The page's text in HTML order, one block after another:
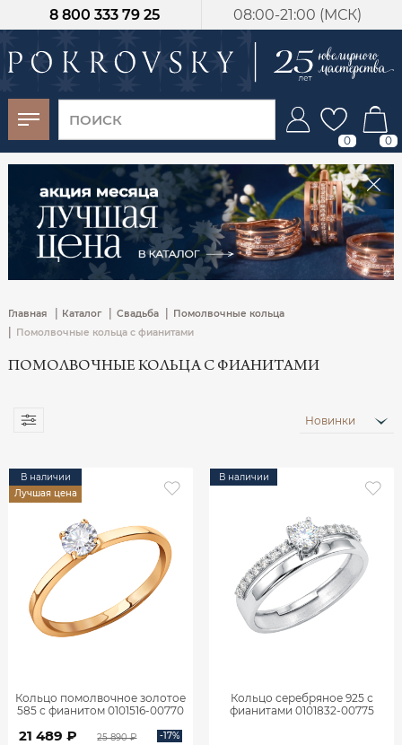
08:00-21:00 (МСК)
8 800 333 79 25
0 0
Главная | Каталог | Свадьба | Помолвочные кольца
| Помолвочные кольца с фианитами
ПОМОЛВОЧНЫЕ КОЛЬЦА С ФИАНИТАМИ
Новинки
В наличии
Лучшая цена
Кольцо помолвочное золотое
585 с фианитом 0101516-00770
21 489 ₽ 25 890 ₽ -17%
В наличии
Кольцо серебряное 925 с
фианитами 0101832-00775
-30%
от 15 дней с
момента оплаты